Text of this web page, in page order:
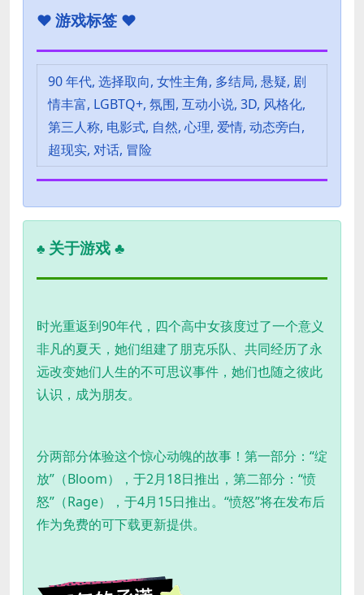
♥ 游戏标签 ♥
90 年代, 选择取向, 女性主角, 多结局, 悬疑, 剧
情丰富, LGBTQ+, 氛围, 互动小说, 3D, 风格化,
第三人称, 电影式, 自然, 心理, 爱情, 动态旁白,
超现实, 对话, 冒险
♣ 关于游戏 ♣
时光重返到90年代，四个高中女孩度过了一个意义
非凡的夏天，她们组建了朋克乐队、共同经历了永
远改变她们人生的不可思议事件，她们也随之彼此
认识，成为朋友。
分两部分体验这个惊心动魄的故事！第一部分：“绽
放”（Bloom），于2月18日推出，第二部分：“愤
怒”（Rage），于4月15日推出。“愤怒”将在发布后
作为免费的可下载更新提供。